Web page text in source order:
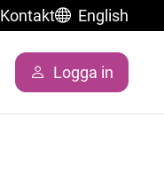
Kontakt English
Logga in